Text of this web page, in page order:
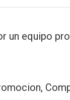
un equipo